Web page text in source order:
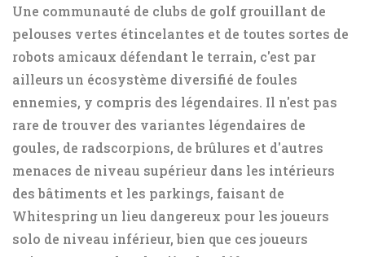
Une communauté de clubs de golf grouillant de
pelouses vertes étincelantes et de toutes sortes de
robots amicaux défendant le terrain, c'est par
ailleurs un écosystème diversifié de foules
ennemies, y compris des légendaires. Il n'est pas
rare de trouver des variantes légendaires de
goules, de radscorpions, de brûlures et d'autres
menaces de niveau supérieur dans les intérieurs
des bâtiments et les parkings, faisant de
Whitespring un lieu dangereux pour les joueurs
solo de niveau inférieur, bien que ces joueurs